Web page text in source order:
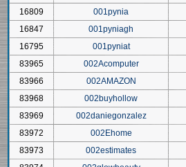
16809
001pynia
16847
001pyniagh
16795
001pyniat
83965
002Acomputer
83966
002AMAZON
83968
002buyhollow
83969
002daniegonzalez
83972
002Ehome
83973
002estimates